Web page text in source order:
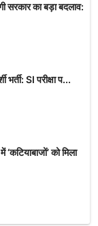
सरकार का बड़ा बदलाव:
भर्ती: SI परीक्षा प...
को मिला